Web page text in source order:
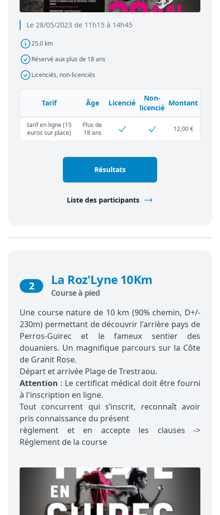
Le 28/05/2023 de 11h15 à 14h45
25.0 km
Réservé aux plus de 18 ans
Licenciés, non-licenciés
Tarif Âge Licencié
Non-
licencié
Montant
tarif en ligne (15
euros sur place)
Plus de
18 ans
12,00 €
Résultats
Liste des participants
2 La Roz'Lyne 10Km
Course à pied
Une course nature de 10 km (90% chemin, D+/-
230m) permettant de découvrir l'arrière pays de
Perros-Guirec et le fameux sentier des
douaniers. Un magnifique parcours sur la Côte
de Granit Rose.
Départ et arrivée Plage de Trestraou.
Attention : Le certificat médical doit être fourni
à l'inscription en ligne.
Tout concurrent qui s’inscrit, reconnaît avoir
pris connaissance du présent
règlement et en accepte les clauses ->
Réglement de la course